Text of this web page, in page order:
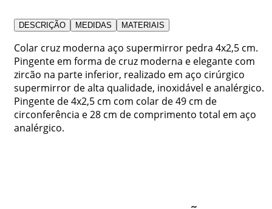
DESCRIÇÃO MEDIDAS MATERIAIS
Colar cruz moderna aço supermirror pedra 4x2,5 cm.
Pingente em forma de cruz moderna e elegante com
zircão na parte inferior, realizado em aço cirúrgico
supermirror de alta qualidade, inoxidável e analérgico.
Pingente de 4x2,5 cm com colar de 49 cm de
circonferência e 28 cm de comprimento total em aço
analérgico.